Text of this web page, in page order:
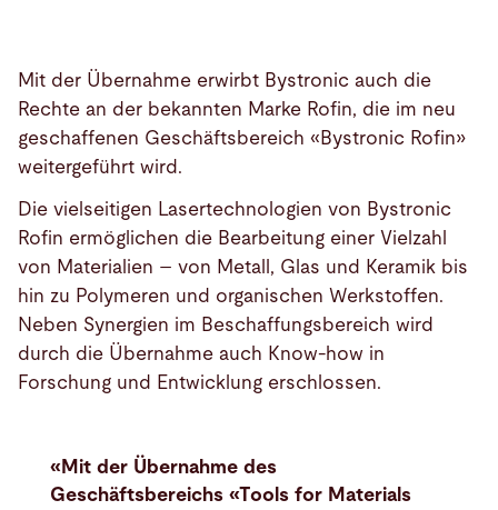
Mit der Übernahme erwirbt Bystronic auch die
Rechte an der bekannten Marke Rofin, die im neu
geschaffenen Geschäftsbereich «Bystronic Rofin»
weitergeführt wird.
Die vielseitigen Lasertechnologien von Bystronic
Rofin ermöglichen die Bearbeitung einer Vielzahl
von Materialien – von Metall, Glas und Keramik bis
hin zu Polymeren und organischen Werkstoffen.
Neben Synergien im Beschaffungsbereich wird
durch die Übernahme auch Know-how in
Forschung und Entwicklung erschlossen.
«Mit der Übernahme des
Geschäftsbereichs «Tools for Materials